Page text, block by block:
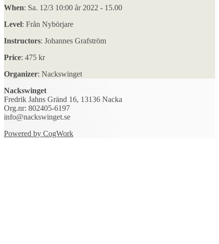
When: Sa. 12/3 10:00 år 2022 - 15.00
Level: Från Nybörjare
Instructors: Johannes Grafström
Price: 475 kr
Organizer: Nackswinget
Nackswinget
Fredrik Jahns Gränd 16, 13136 Nacka
Org.nr: 802405-6197
info@nackswinget.se
Powered by CogWork